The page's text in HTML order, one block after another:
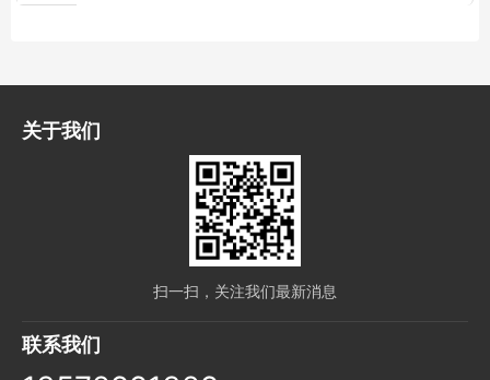
关于我们
扫一扫，关注我们最新消息
联系我们